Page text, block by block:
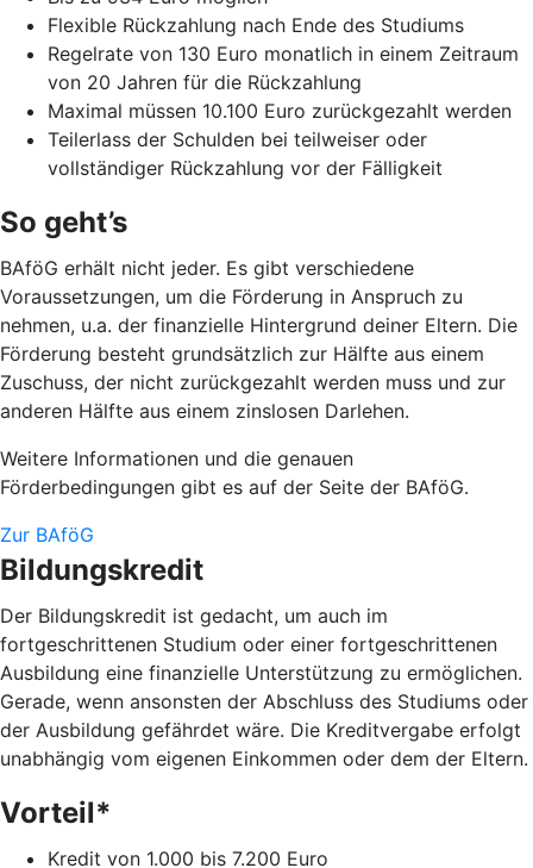
Flexible Rückzahlung nach Ende des Studiums
Regelrate von 130 Euro monatlich in einem Zeitraum
von 20 Jahren für die Rückzahlung
Maximal müssen 10.100 Euro zurückgezahlt werden
Teilerlass der Schulden bei teilweiser oder
vollständiger Rückzahlung vor der Fälligkeit
So geht’s
BAföG erhält nicht jeder. Es gibt verschiedene
Voraussetzungen, um die Förderung in Anspruch zu
nehmen, u.a. der finanzielle Hintergrund deiner Eltern. Die
Förderung besteht grundsätzlich zur Hälfte aus einem
Zuschuss, der nicht zurückgezahlt werden muss und zur
anderen Hälfte aus einem zinslosen Darlehen.
Weitere Informationen und die genauen
Förderbedingungen gibt es auf der Seite der BAföG.
Zur BAföG
Bildungskredit
Der Bildungskredit ist gedacht, um auch im
fortgeschrittenen Studium oder einer fortgeschrittenen
Ausbildung eine finanzielle Unterstützung zu ermöglichen.
Gerade, wenn ansonsten der Abschluss des Studiums oder
der Ausbildung gefährdet wäre. Die Kreditvergabe erfolgt
unabhängig vom eigenen Einkommen oder dem der Eltern.
Vorteil*
Kredit von 1.000 bis 7.200 Euro